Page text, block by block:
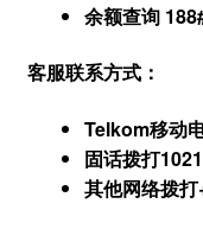
余额查询
客服联系方式：
Telkom移动
固话拨打
其他网络拨